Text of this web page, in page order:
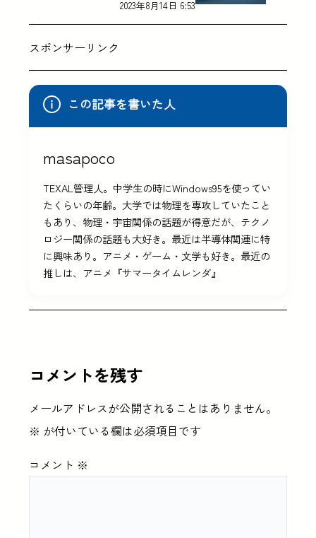
2023年8月14日 6:53
スポンサーリンク
この記事を書いた人
masapoco
TEXAL管理人。中学生の時にWindows95を使ってい
たくらいの年齢。大学では物理を専攻していたこと
もあり、物理・宇宙関係の話題が得意だが、テクノ
ロジー関係の話題も大好き。最近は半導体関連に特
に興味あり。アニメ・ゲーム・文学も好き。最近の
推しは、アニメ『サマータイムレンダ』
コメントを残す
メールアドレスが公開されることはありません。
※ が付いている欄は必須項目です
コメント ※